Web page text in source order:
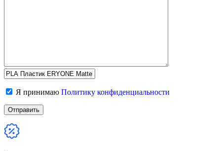
Я принимаю Политику конфиденциальности